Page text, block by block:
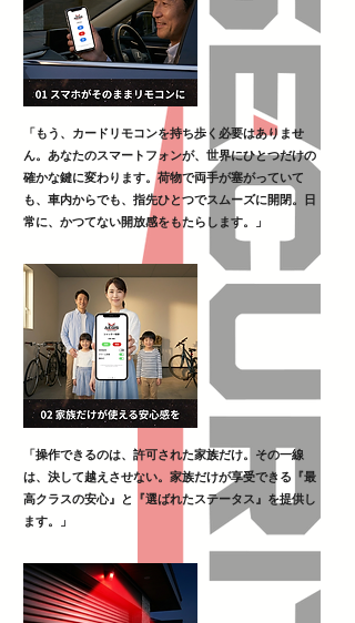
「もう、カードリモコンを持ち歩く必要はありませ
ん。あなたのスマートフォンが、世界にひとつだけの
確かな鍵に変わります。荷物で両手が塞がっていて
も、車内からでも、指先ひとつでスムーズに開閉。日
常に、かつてない開放感をもたらします。」
「操作できるのは、許可された家族だけ。その一線
は、決して越えさせない。家族だけが享受できる『最
高クラスの安心』と『選ばれたステータス』を提供し
ます。」